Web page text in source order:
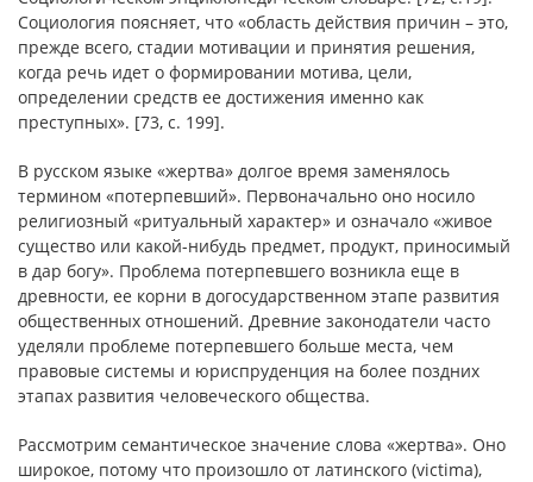
Cоциология поясняет, что «область действия причин – это,
прежде всего, стадии мотивации и принятия решения,
когда речь идет о формировании мотива, цели,
определении средств ее достижения именно как
преступных». [73, c. 199].
В русском языке «жертва» долгое время заменялось
термином «потерпевший». Первоначально оно носило
религиозный «ритуальный характер» и означало «живое
существо или какой-нибудь предмет, продукт, приносимый
в дар богу». Проблема потерпевшего возникла еще в
древности, ее корни в догосударственном этапе развития
общественных отношений. Древние законодатели часто
уделяли проблеме потерпевшего больше места, чем
правовые системы и юриспруденция на более поздних
этапах развития человеческого общества.
Рассмотрим семантическое значение слова «жертва». Оно
широкое, потому что произошло от латинского (victima),